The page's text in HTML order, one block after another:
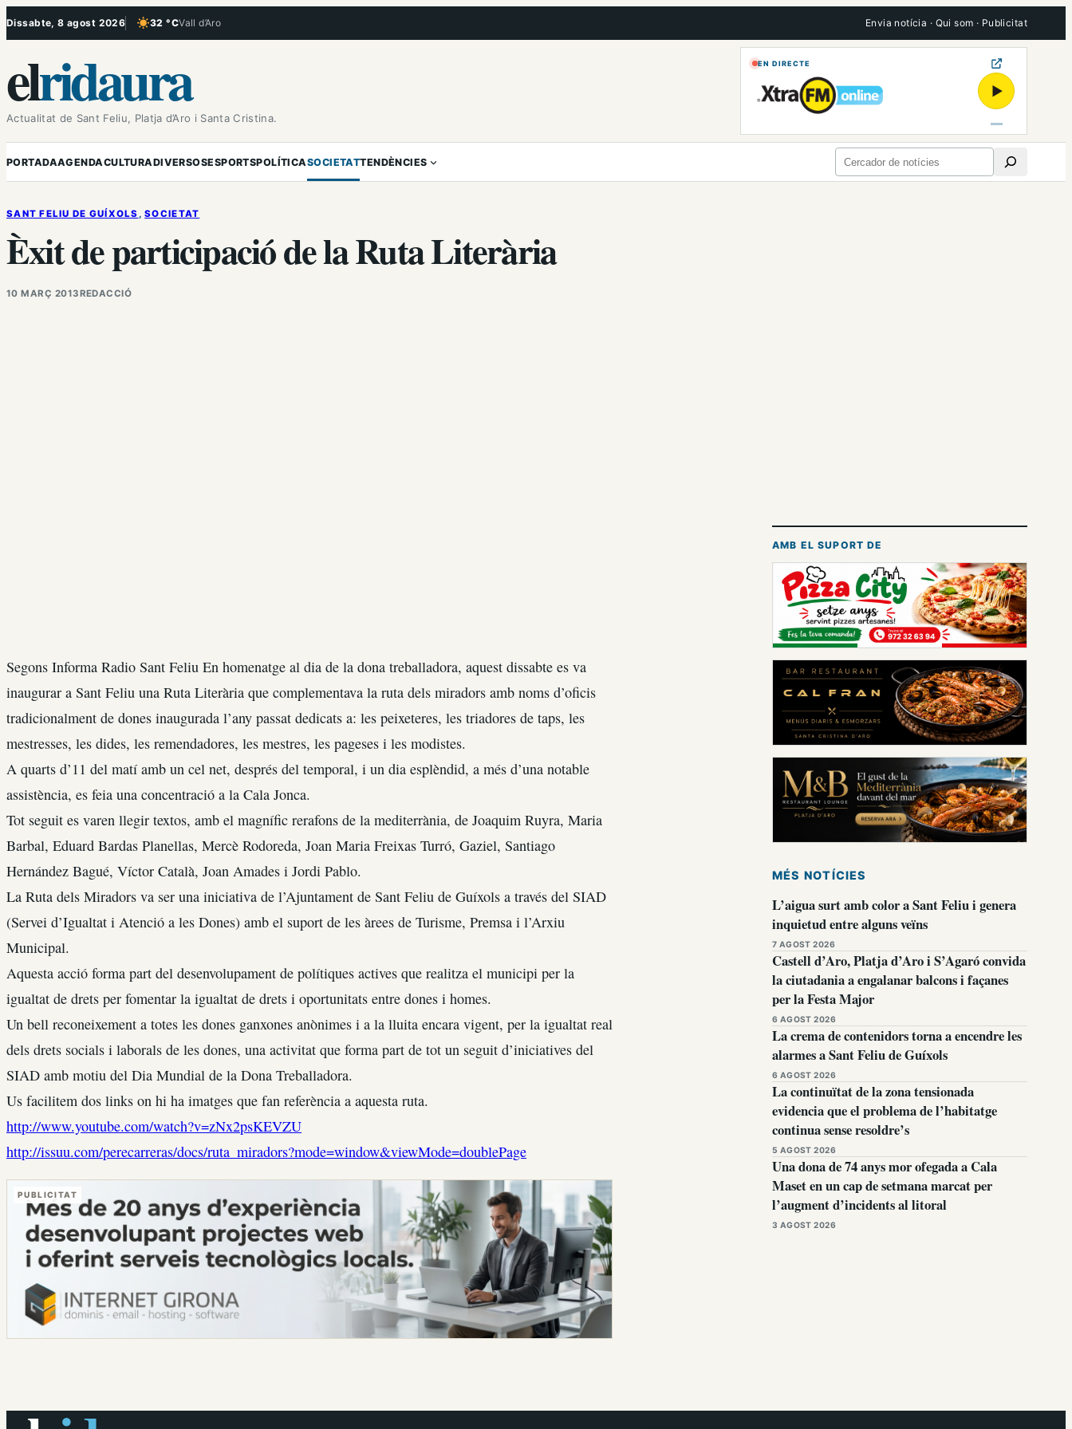
Vés
Dissabte, 8 agost 2026 32 °CVall d’Aro
, Cel serè Envia notícia · Qui som · Publicitat
elridaura
Actualitat de Sant Feliu, Platja d’Aro i Santa Cristina.
EN DIRECTE
▶
PORTADAAGENDACULTURADIVERSOSESPORTSPOLÍTICASOCIETATTENDÈNCIES Cerca
SANT FELIU DE GUÍXOLS , SOCIETAT
Èxit de participació de la Ruta Literària
10 MARÇ 2013REDACCIÓ
Segons Informa Radio Sant Feliu En homenatge al dia de la dona treballadora, aquest dissabte es va
inaugurar a Sant Feliu una Ruta Literària que complementava la ruta dels miradors amb noms d’oficis
tradicionalment de dones inaugurada l’any passat dedicats a: les peixeteres, les triadores de taps, les
mestresses, les dides, les remendadores, les mestres, les pageses i les modistes.
A quarts d’11 del matí amb un cel net, després del temporal, i un dia esplèndid, a més d’una notable
assistència, es feia una concentració a la Cala Jonca.
Tot seguit es varen llegir textos, amb el magnífic rerafons de la mediterrània, de Joaquim Ruyra, Maria
Barbal, Eduard Bardas Planellas, Mercè Rodoreda, Joan Maria Freixas Turró, Gaziel, Santiago
Hernández Bagué, Víctor Català, Joan Amades i Jordi Pablo.
La Ruta dels Miradors va ser una iniciativa de l’Ajuntament de Sant Feliu de Guíxols a través del SIAD
(Servei d’Igualtat i Atenció a les Dones) amb el suport de les àrees de Turisme, Premsa i l’Arxiu
Municipal.
Aquesta acció forma part del desenvolupament de polítiques actives que realitza el municipi per la
igualtat de drets per fomentar la igualtat de drets i oportunitats entre dones i homes.
Un bell reconeixement a totes les dones ganxones anònimes i a la lluita encara vigent, per la igualtat real
dels drets socials i laborals de les dones, una activitat que forma part de tot un seguit d’iniciatives del
SIAD amb motiu del Dia Mundial de la Dona Treballadora.
Us facilitem dos links on hi ha imatges que fan referència a aquesta ruta.
http://www.youtube.com/watch?v=zNx2psKEVZU
http://issuu.com/perecarreras/docs/ruta_miradors?mode=window&viewMode=doublePage
PUBLICITAT
AMB EL SUPORT DE
MÉS NOTÍCIES
L’aigua surt amb color a Sant Feliu i genera
inquietud entre alguns veïns
7 AGOST 2026
Castell d’Aro, Platja d’Aro i S’Agaró convida
la ciutadania a engalanar balcons i façanes
per la Festa Major
6 AGOST 2026
La crema de contenidors torna a encendre les
alarmes a Sant Feliu de Guíxols
6 AGOST 2026
La continuïtat de la zona tensionada
evidencia que el problema de l’habitatge
continua sense resoldre’s
5 AGOST 2026
Una dona de 74 anys mor ofegada a Cala
Maset en un cap de setmana marcat per
l’augment d’incidents al litoral
3 AGOST 2026